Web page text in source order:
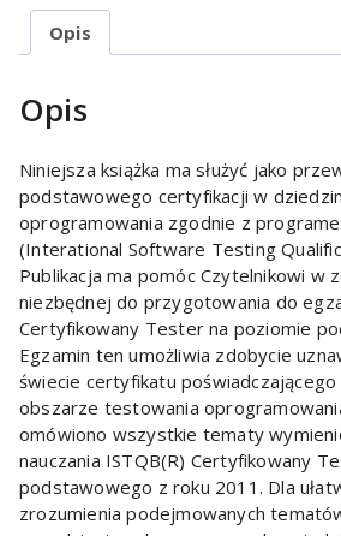
Opis
Opis
Niniejsza książka ma służyć jako
podstawowego certyfikacji w
oprogramowania zgodnie z
(Interational Software Testing
Publikacja ma pomóc Czytelnikowi w
niezbędnej do przygotowania do
Certyfikowany Tester na poziomie
Egzamin ten umożliwia zdobycie
świecie certyfikatu
obszarze testowania
omówiono wszystkie tematy
nauczania ISTQB(R) Certyfikowany
podstawowego z roku 2011. Dla
zrozumienia podejmowanych